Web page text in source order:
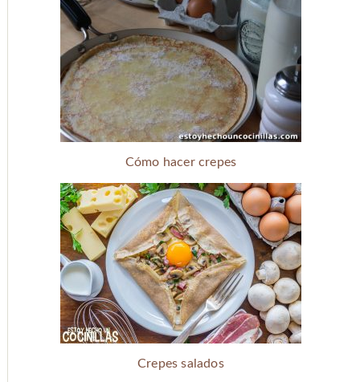
Cómo hacer crepes
Crepes salados